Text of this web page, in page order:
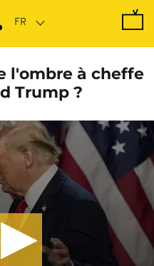
l'ombre à cheffe
Trump ?